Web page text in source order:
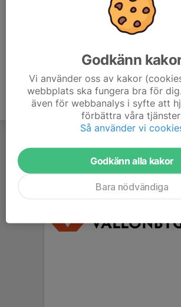
Godkänn
Vi använder oss av kakor
webbplats ska fungera bra för
även för webbanalys i syfte att
förbättra våra
Så använder vi
Godkänn alla kakor
Bara nödvändiga